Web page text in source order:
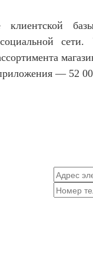
клиентской
— 52